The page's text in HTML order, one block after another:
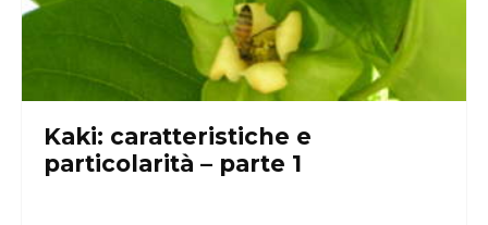
Kaki: caratteristiche e
particolarità – parte 1